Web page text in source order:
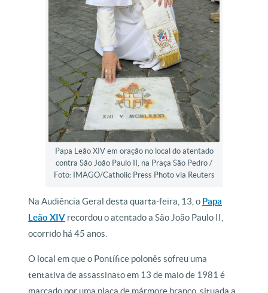
Papa Leão XIV em oração no local do atentado
contra São João Paulo II, na Praça São Pedro /
Foto: IMAGO/Catholic Press Photo via Reuters
Na Audiência Geral desta quarta-feira, 13, o Papa
Leão XIV recordou o atentado a São João Paulo II,
ocorrido há 45 anos.
O local em que o Pontífice polonês sofreu uma
tentativa de assassinato em 13 de maio de 1981 é
marcado por uma placa de mármore branco, situada a